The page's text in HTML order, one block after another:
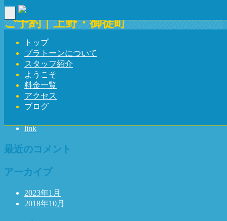
トップ
プラトーンについて
スタッフ紹介
ようこそ
料金一覧
アクセス
ブログ
ご予約｜上野・御徒町
Home -Boo…
最近の投稿
link
最近のコメント
アーカイブ
2023年1月
2018年10月